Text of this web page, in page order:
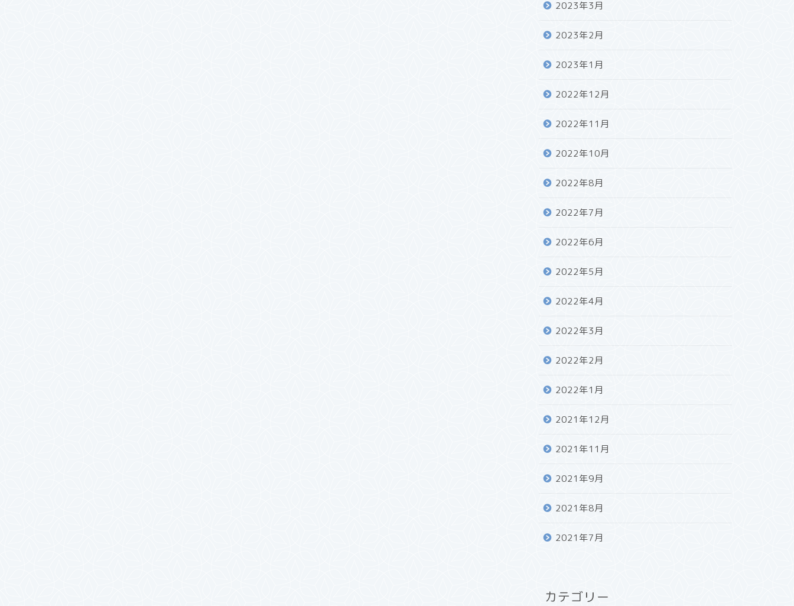
2023年3月
2023年2月
2023年1月
2022年12月
2022年11月
2022年10月
2022年8月
2022年7月
2022年6月
2022年5月
2022年4月
2022年3月
2022年2月
2022年1月
2021年12月
2021年11月
2021年9月
2021年8月
2021年7月
カテゴリー